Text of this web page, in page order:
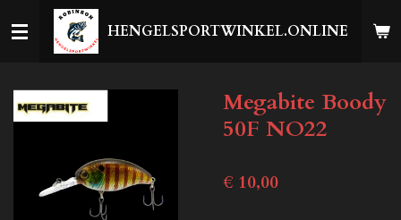
direct
HENGELSPORTWINKEL.ONLINE
Megabite Boody
50F NO22
€ 10,00